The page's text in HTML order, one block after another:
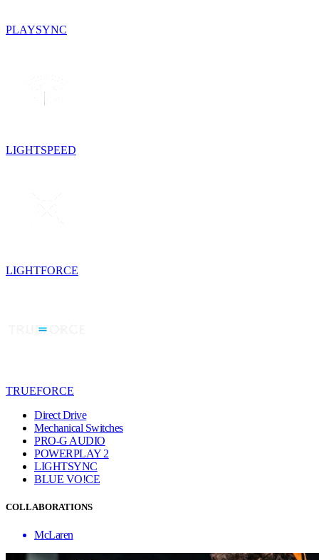
PLAYSYNC
LIGHTSPEED
LIGHTFORCE
TRUEFORCE
Direct Drive
Mechanical Switches
PRO-G AUDIO
POWERPLAY 2
LIGHTSYNC
BLUE VO!CE
COLLABORATIONS
McLaren